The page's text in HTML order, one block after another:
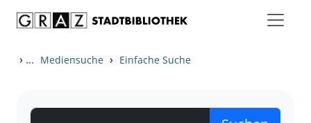
› ... Mediensuche › Einfache Suche